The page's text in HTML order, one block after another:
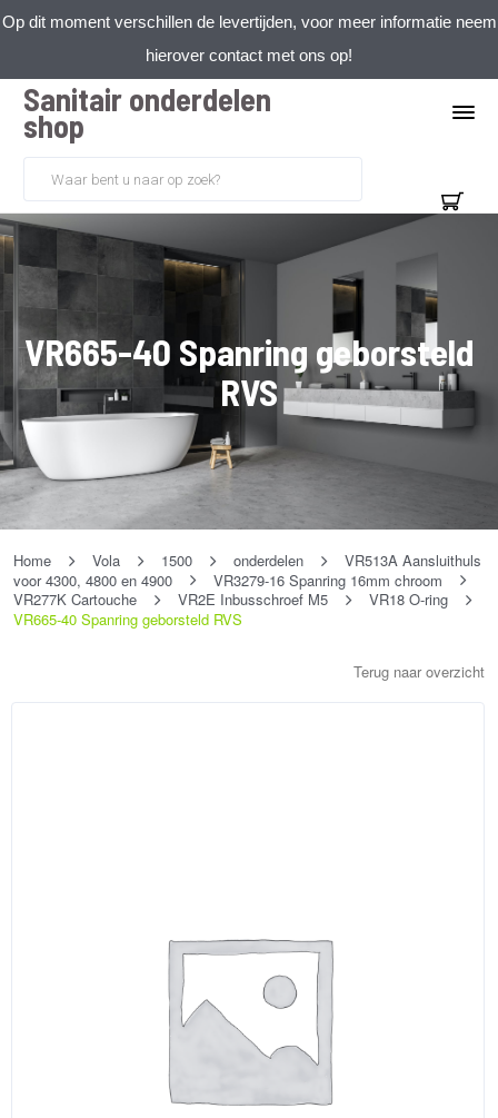
Op dit moment verschillen de levertijden, voor meer informatie neem
hierover contact met ons op!
Sanitair onderdelen
shop
VR665-40 Spanring geborsteld
RVS
Home Vola 1500 onderdelen
VR513A Aansluithuls
voor 4300, 4800 en 4900
VR3279-16 Spanring 16mm chroom
VR277K Cartouche
VR2E Inbusschroef M5
VR18 O-ring
VR665-40 Spanring geborsteld RVS
Terug naar overzicht